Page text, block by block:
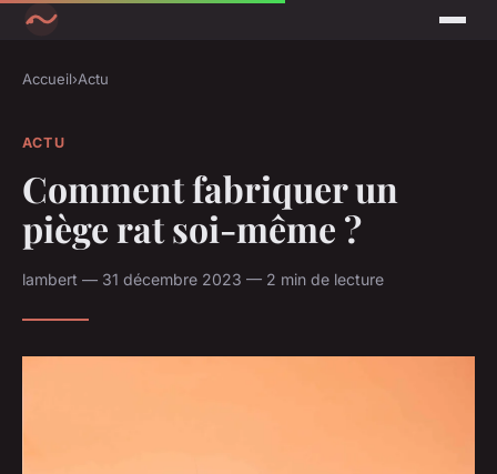
Accueil›Actu
ACTU
Comment fabriquer un
piège rat soi-même ?
lambert — 31 décembre 2023 — 2 min de lecture